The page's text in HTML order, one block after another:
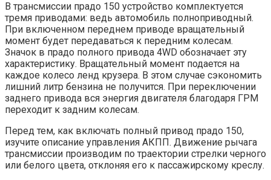
В трансмиссии прадо 150 устройство комплектуется
тремя приводами: ведь автомобиль полноприводный.
При включенном переднем приводе вращательный
момент будет передаваться к передним колесам.
Значок в прадо полного привода 4WD обозначает эту
характеристику. Вращательный момент подается на
каждое колесо ленд крузера. В этом случае сэкономить
лишний литр бензина не получится. При переключении
заднего привода вся энергия двигателя благодаря ГРМ
переходит к задним колесам.
Перед тем, как включать полный привод прадо 150,
изучите описание управления АКПП. Движение рычага
трансмиссии производим по траектории стрелки черного
или белого цвета, отклоняя его к пассажирскому креслу.